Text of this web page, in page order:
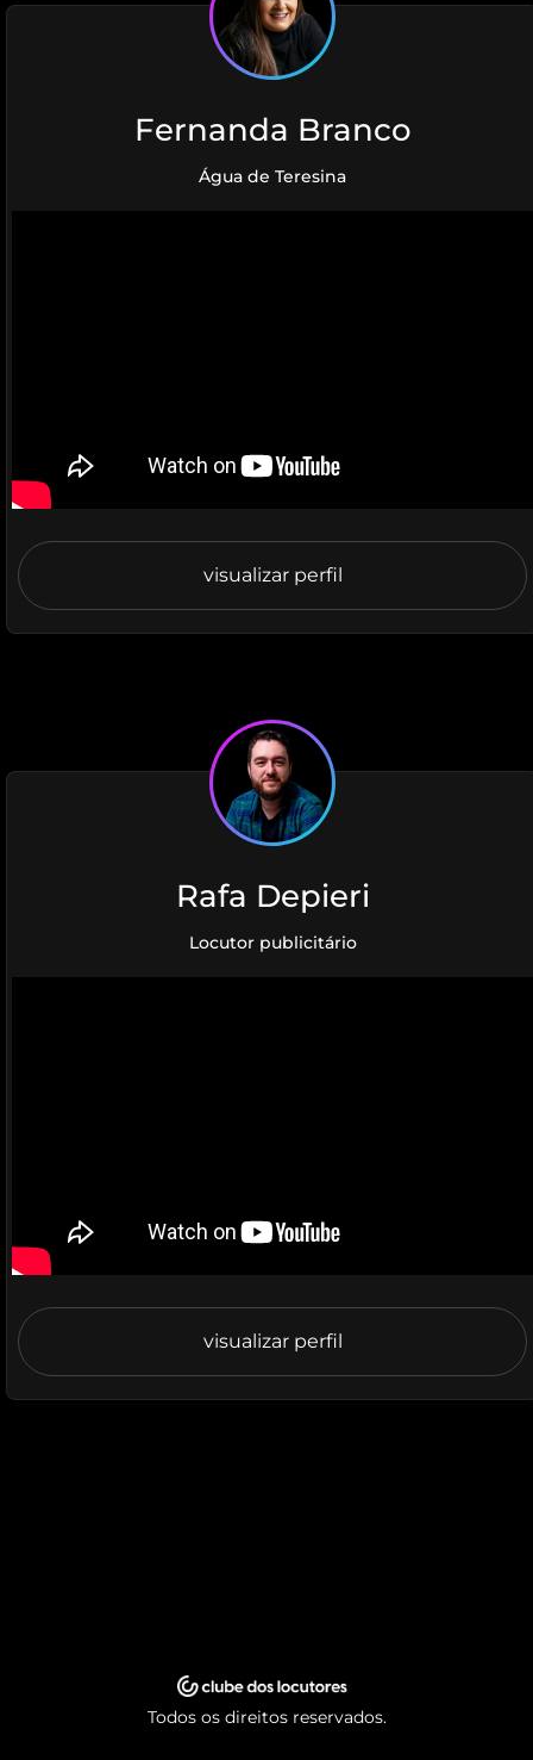
Fernanda Branco
Água de Teresina
visualizar perfil
Rafa Depieri
Locutor publicitário
visualizar perfil
Todos os direitos reservados.